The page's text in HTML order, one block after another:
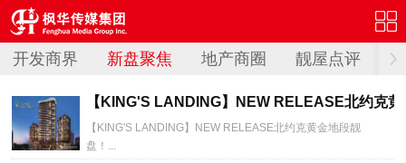
开发商界 新盘聚焦 地产商圈 靓屋点评
【KING'S LANDING】NEW RELEASE北约克
【KING'S LANDING】NEW RELEASE北约克黄金地段靓
盘！...